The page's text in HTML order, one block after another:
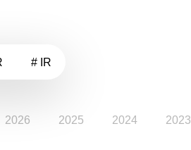
# IR
2026 2025 2024 2023